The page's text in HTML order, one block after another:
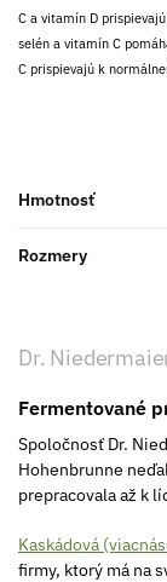
C a vitamín D
selén a vitamín C
C prispievajú k
Hmotnosť
Rozmery
Dr.
Fermentované
Spoločnosť Dr.
Hohenbrunne
prepracovala až k
Kaskádová
firmy, ktorý má na